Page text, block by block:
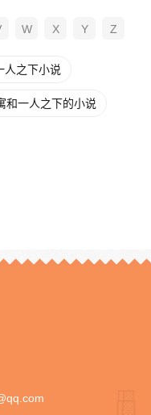
W X Y Z
人之下小说
和一人之下的小说